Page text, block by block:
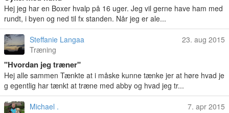
Hej jeg har en Boxer hvalp på 16 uger. Jeg vil gerne have ham med
rundt, i byen og ned til fx standen. Når jeg er ale...
Steffanie Langaa
Træning
23. aug 2015
"Hvordan jeg træner"
Hej alle sammen Tænkte at i måske kunne tænke jer at høre hvad je
g egentlig har tænkt at træne med abby og hvad jeg tr...
Michael .
7. apr 2015